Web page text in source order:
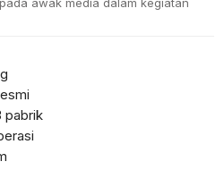
awak media dalam kegiatan
pabrik